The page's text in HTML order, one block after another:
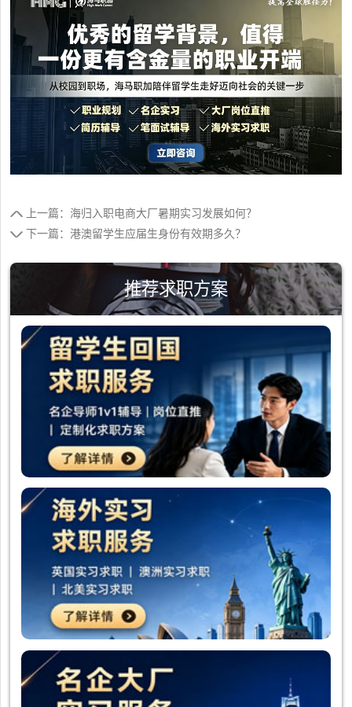
上一篇：海归入职电商大厂暑期实习发展如何？
下一篇：港澳留学生应届生身份有效期多久？
推荐求职方案